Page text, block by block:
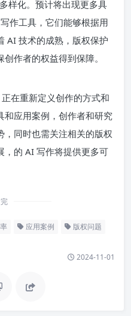
样化。预计将出现更多具
作工具，它们能够根据用
AI 技术的成熟，版权保护
作者的权益得到保障。
在重新定义创作的方式和
和应用案例，创作者和研究
同时也需关注相关的版权
，的 AI 写作将提供更多可
应用案例 版权问题
2024-11-01